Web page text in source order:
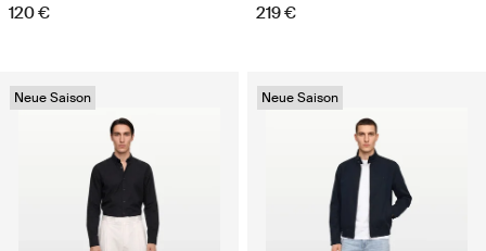
120 € 219 €
Neue Saison Neue Saison